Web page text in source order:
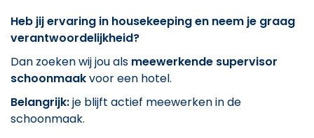
Heb jij ervaring in housekeeping en neem je graag
verantwoordelijkheid?
Dan zoeken wij jou als meewerkende supervisor
schoonmaakvoor een hotel.
Belangrijk:je blijft actief meewerken in de
schoonmaak.